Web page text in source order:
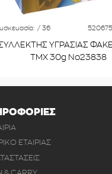
/ 36
ΥΓΡΑΣΙΑΣ
ΤΜΧ 30g Νο23838
ΕΤΑΙΡΙΑΣ